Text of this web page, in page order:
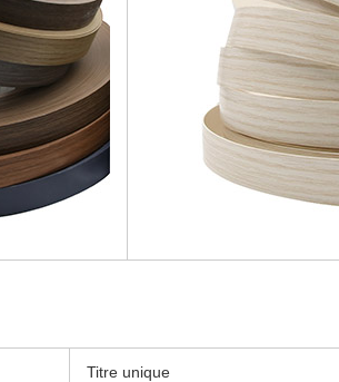
Titre unique